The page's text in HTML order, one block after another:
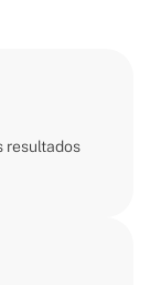
resultados